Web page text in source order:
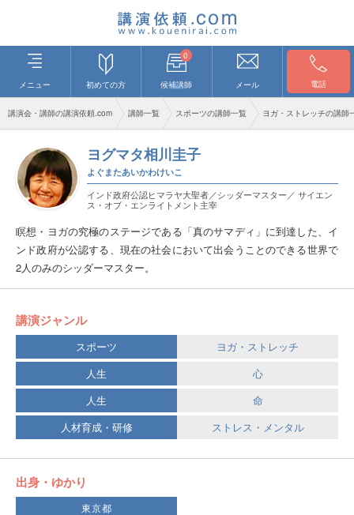
メニュー 初めての方
0
候補講師 メール 電話
講演会・講師の講演依頼.com 講師一覧 スポーツの講師一覧 ヨガ・ストレッチの講師
ヨグマタ相川圭子
よぐまたあいかわけいこ
インド政府公認ヒマラヤ大聖者／シッダーマスター／ サイエン
ス・オブ・エンライトメント主宰
瞑想・ヨガの究極のステージである「真のサマディ」に到達した、イ
ンド政府が公認する、現在の社会において出会うことのできる世界で
2人のみのシッダーマスター。
講演ジャンル
スポーツ
ヨガ・ストレッチ
人生
心
人生
命
人材育成・研修
ストレス・メンタル
出身・ゆかり
東京都